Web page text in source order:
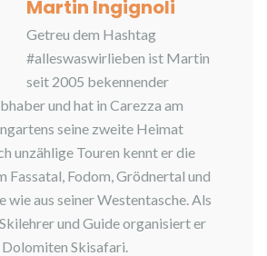
Martin Ingignoli
Getreu dem Hashtag
#alleswaswirlieben ist Martin
seit 2005 bekennender
und hat in Carezza am
seine zweite Heimat
unzählige Touren kennt er die
Fassatal, Fodom, Grödnertal und
wie aus seiner Westentasche. Als
und Guide organisiert er
Skisafari.